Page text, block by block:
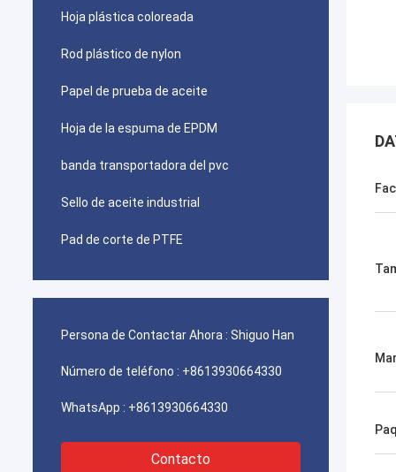
Hoja plástica coloreada
Rod plástico de nylon
Papel de prueba de aceite
Hoja de la espuma de EPDM
banda transportadora del pvc
Sello de aceite industrial
Pad de corte de PTFE
Persona de Contactar Ahora : Shiguo Han
Número de teléfono : +8613930664330
WhatsApp : +8613930664330
Contacto